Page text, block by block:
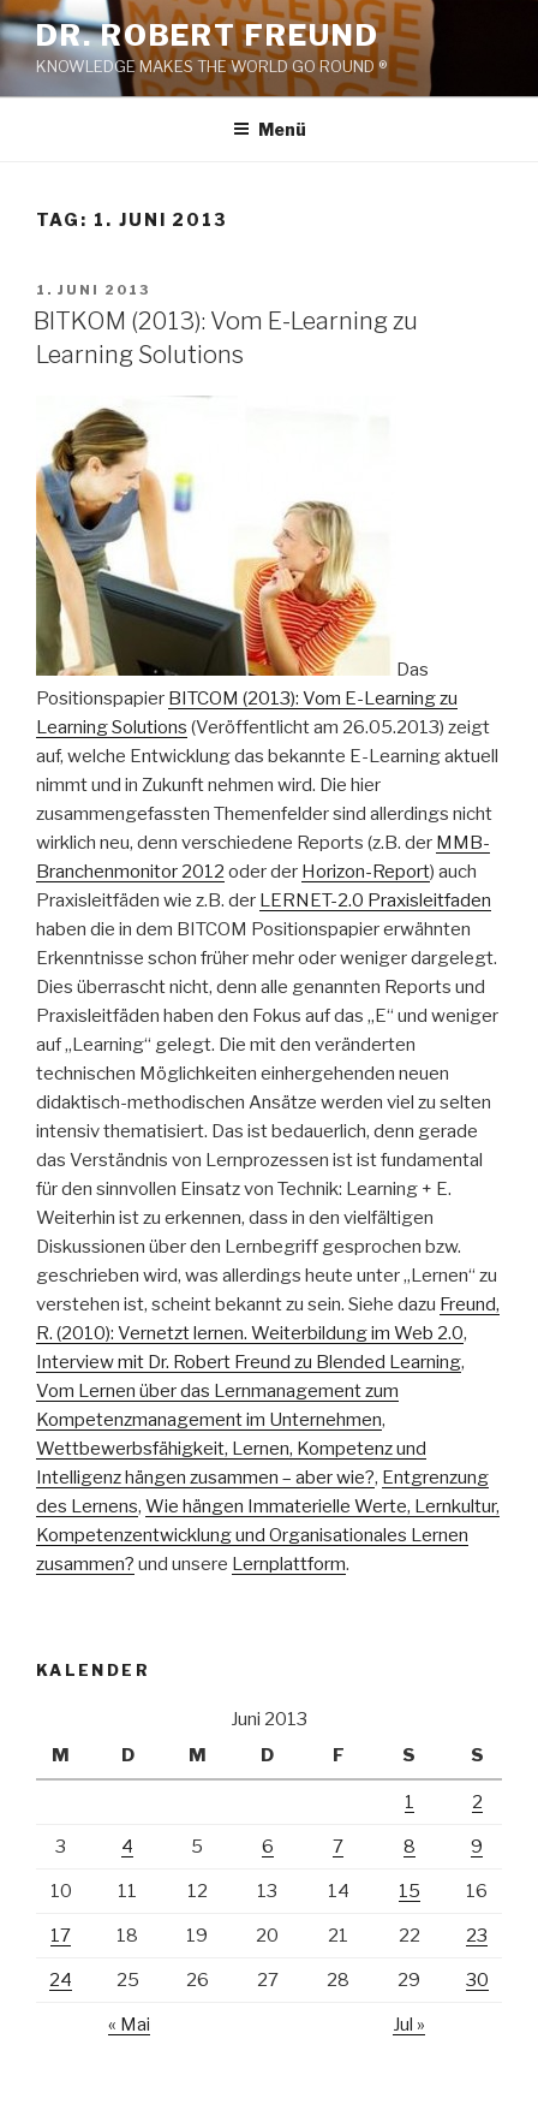
Zum
Inhalt
springen
DR. ROBERT FREUND
KNOWLEDGE MAKES THE WORLD GO ROUND ®
Menü
TAG: 1. JUNI 2013
VERÖFFENTLICHT
AM
1. JUNI 2013
BITKOM (2013): Vom E-Learning zu
Learning Solutions
Das
Positionspapier BITCOM (2013): Vom E-Learning zu
Learning Solutions (Veröffentlicht am 26.05.2013) zeigt
auf, welche Entwicklung das bekannte E-Learning aktuell
nimmt und in Zukunft nehmen wird. Die hier
zusammengefassten Themenfelder sind allerdings nicht
wirklich neu, denn verschiedene Reports (z.B. der MMB-
Branchenmonitor 2012 oder der Horizon-Report) auch
Praxisleitfäden wie z.B. der LERNET-2.0 Praxisleitfaden
haben die in dem BITCOM Positionspapier erwähnten
Erkenntnisse schon früher mehr oder weniger dargelegt.
Dies überrascht nicht, denn alle genannten Reports und
Praxisleitfäden haben den Fokus auf das „E“ und weniger
auf „Learning“ gelegt. Die mit den veränderten
technischen Möglichkeiten einhergehenden neuen
didaktisch-methodischen Ansätze werden viel zu selten
intensiv thematisiert. Das ist bedauerlich, denn gerade
das Verständnis von Lernprozessen ist ist fundamental
für den sinnvollen Einsatz von Technik: Learning + E.
Weiterhin ist zu erkennen, dass in den vielfältigen
Diskussionen über den Lernbegriff gesprochen bzw.
geschrieben wird, was allerdings heute unter „Lernen“ zu
verstehen ist, scheint bekannt zu sein. Siehe dazu Freund,
R. (2010): Vernetzt lernen. Weiterbildung im Web 2.0,
Interview mit Dr. Robert Freund zu Blended Learning,
Vom Lernen über das Lernmanagement zum
Kompetenzmanagement im Unternehmen,
Wettbewerbsfähigkeit, Lernen, Kompetenz und
Intelligenz hängen zusammen – aber wie?, Entgrenzung
des Lernens, Wie hängen Immaterielle Werte, Lernkultur,
Kompetenzentwicklung und Organisationales Lernen
zusammen? und unsere Lernplattform.
KALENDER
Juni 2013
M
D M D F S S
1 2
3 4 5 6 7 8 9
10 11 12 13 14 15 16
17 18 19 20 21 22 23
24 25 26 27 28 29 30
« Mai Jul »